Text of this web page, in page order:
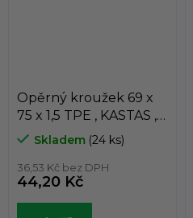
Opěrný kroužek 69 x
75 x 1,5 TPE , KASTAS ,
K81-069/1
Skladem (24 ks)
36,53 Kč bez DPH
44,20 Kč